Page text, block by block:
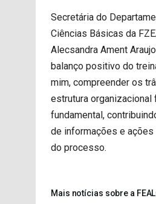
Secretária do
Ciências Básicas da
Alecsandra Ament
balanço positivo do
mim, compreender os
estrutura organizacional
fundamental,
de informações e ações
do processo.
Mais notícias sobre a